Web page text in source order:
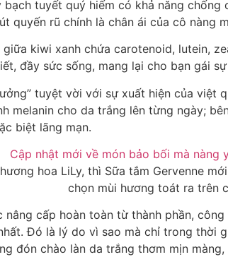
tuyết quý hiếm có khả năng
quyến rũ chính là chân ái của cô nàng
kiwi xanh chứa carotenoid, lutein,
đầy sức sống, mang lại cho bạn gái
tuyệt vời với sự xuất hiện của
melanin cho da trắng lên từng ngày;
biệt lãng mạn.
hoa LiLy, thì Sữa tắm Gervenne
chọn mùi hương toát ra trên
nâng cấp hoàn toàn từ thành phần,
Đó là lý do vì sao mà chỉ trong thời
đón chào làn da trắng thơm mịn